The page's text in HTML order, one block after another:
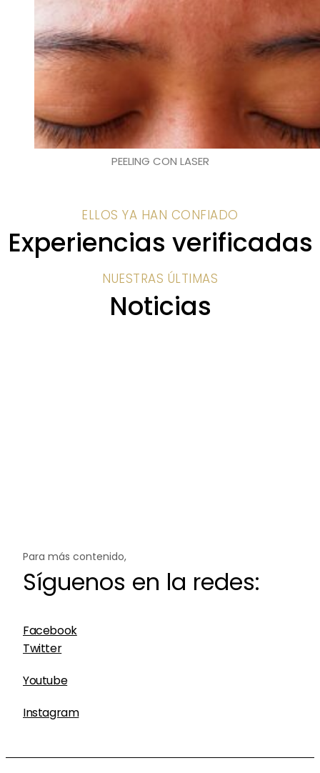
PEELING CON LASER
ELLOS YA HAN CONFIADO
Experiencias verificadas
NUESTRAS ÚLTIMAS
Noticias
Para más contenido,
Síguenos en la redes:
Facebook
Twitter
Youtube
Instagram